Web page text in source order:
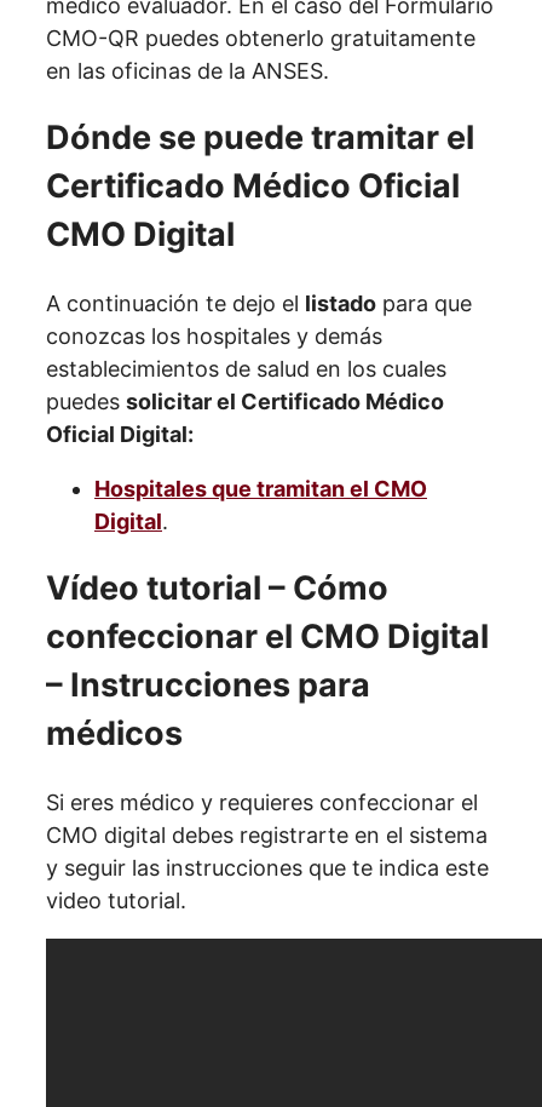
médico evaluador. En el caso del Formulario
CMO-QR puedes obtenerlo gratuitamente
en las oficinas de la ANSES.
Dónde se puede tramitar el
Certificado Médico Oficial
CMO Digital
A continuación te dejo el listado para que
conozcas los hospitales y demás
establecimientos de salud en los cuales
puedes solicitar el Certificado Médico
Oficial Digital:
Hospitales que tramitan el CMO
Digital.
Vídeo tutorial – Cómo
confeccionar el CMO Digital
– Instrucciones para
médicos
Si eres médico y requieres confeccionar el
CMO digital debes registrarte en el sistema
y seguir las instrucciones que te indica este
video tutorial.